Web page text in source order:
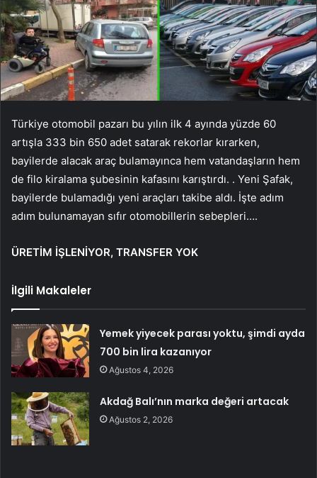
Türkiye otomobil pazarı bu yılın ilk 4 ayında yüzde 60
artışla 333 bin 650 adet satarak rekorlar kırarken,
bayilerde alacak araç bulamayınca hem vatandaşların hem
de filo kiralama şubesinin kafasını karıştırdı. . Yeni Şafak,
bayilerde bulamadığı yeni araçları takibe aldı. İşte adım
adım bulunamayan sıfır otomobillerin sebepleri….
ÜRETİM İŞLENİYOR, TRANSFER YOK
İlgili Makaleler
Yemek yiyecek parası yoktu, şimdi ayda
700 bin lira kazanıyor
Ağustos 4, 2026
Akdağ Balı’nın marka değeri artacak
Ağustos 2, 2026